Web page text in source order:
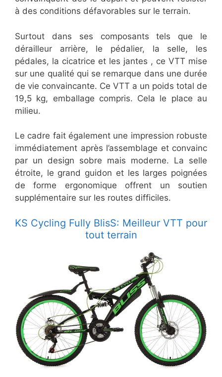
à des conditions défavorables sur le terrain.
Surtout dans ses composants tels que le
dérailleur arrière, le pédalier, la selle, les
pédales, la cicatrice et les jantes , ce VTT mise
sur une qualité qui se remarque dans une durée
de vie convaincante. Ce VTT a un poids total de
19,5 kg, emballage compris. Cela le place au
milieu.
Le cadre fait également une impression robuste
immédiatement après l’assemblage et convainc
par un design sobre mais moderne. La selle
étroite, le grand guidon et les larges poignées
de forme ergonomique offrent un soutien
supplémentaire sur les routes difficiles.
KS Cycling Fully BlisS: Meilleur VTT pour
tout terrain